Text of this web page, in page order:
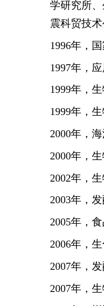
学研究所
震科贸技
1996年，
1997年，
1999年，
1999年，
2000年，
2000年，
2002年，
2003年，
2005年，
2006年，
2007年，
2007年，